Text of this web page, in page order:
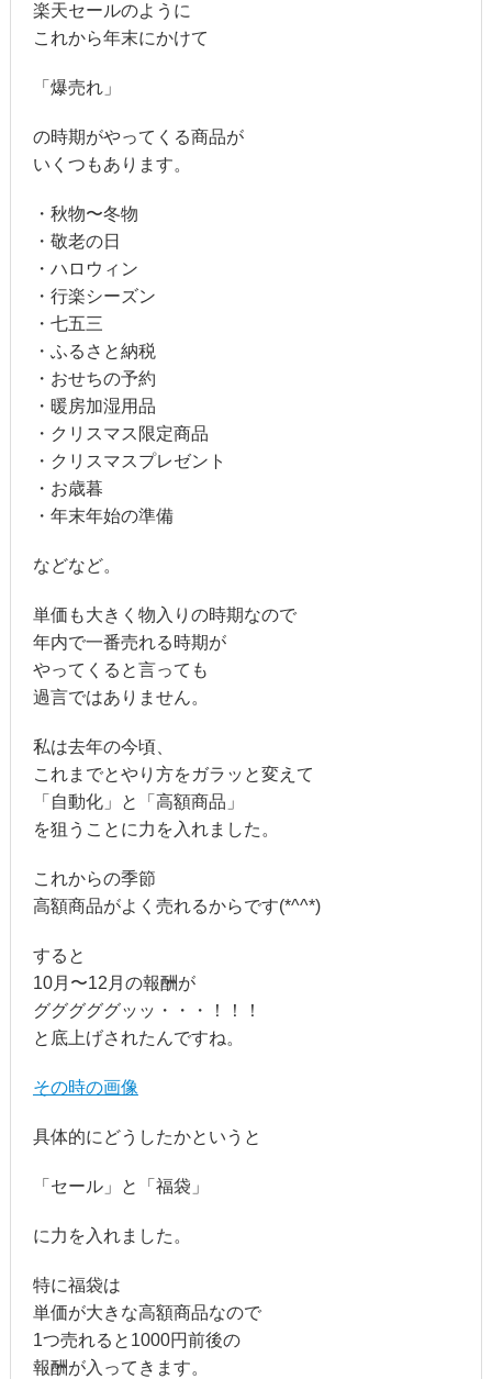
楽天セールのように
これから年末にかけて
「爆売れ」
の時期がやってくる商品が
いくつもあります。
・秋物〜冬物
・敬老の日
・ハロウィン
・行楽シーズン
・七五三
・ふるさと納税
・おせちの予約
・暖房加湿用品
・クリスマス限定商品
・クリスマスプレゼント
・お歳暮
・年末年始の準備
などなど。
単価も大きく物入りの時期なので
年内で一番売れる時期が
やってくると言っても
過言ではありません。
私は去年の今頃、
これまでとやり方をガラッと変えて
「自動化」と「高額商品」
を狙うことに力を入れました。
これからの季節
高額商品がよく売れるからです(*^^*)
すると
10月〜12月の報酬が
グググググッッ・・・！！！
と底上げされたんですね。
その時の画像
具体的にどうしたかというと
「セール」と「福袋」
に力を入れました。
特に福袋は
単価が大きな高額商品なので
1つ売れると1000円前後の
報酬が入ってきます。